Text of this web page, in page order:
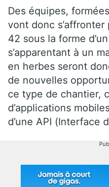
Des équipes,
vont donc s’affronter
42 sous la forme
s’apparentant à un
en herbes seront
de nouvelles
ce type de chantier,
d’applications
d’une API (Interface